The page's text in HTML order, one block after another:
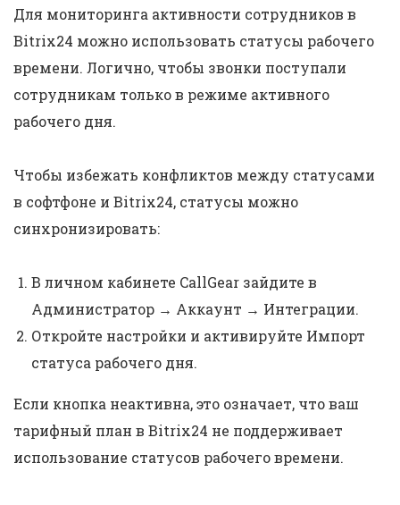
Для мониторинга активности сотрудников в
Bitrix24 можно использовать статусы рабочего
времени. Логично, чтобы звонки поступали
сотрудникам только в режиме активного
рабочего дня.
Чтобы избежать конфликтов между статусами
в софтфоне и Bitrix24, статусы можно
синхронизировать:
В личном кабинете CallGear зайдите в
Администратор → Аккаунт → Интеграции.
Откройте настройки и активируйте Импорт
статуса рабочего дня.
Если кнопка неактивна, это означает, что ваш
тарифный план в Bitrix24 не поддерживает
использование статусов рабочего времени.